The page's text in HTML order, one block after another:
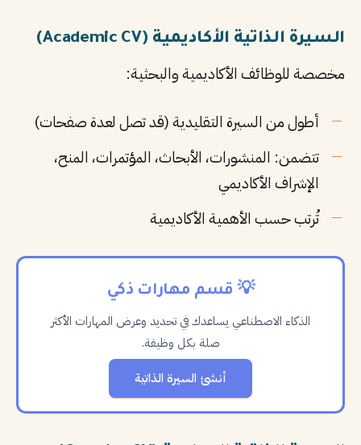
السيرة الذاتية الأكاديمية (Academic CV)
مخصصة للوظائف الأكاديمية والبحثية:
أطول من السيرة التقليدية (قد تصل لعدة صفحات)
تتضمن: المنشورات، الأبحاث، المؤتمرات، المنح،
الإشراف الأكاديمي
تُرتب حسب الأهمية الأكاديمية
💡 قسم مهارات ذكي
الذكاء الاصطناعي يساعدك في تحديد وعرض المهارات الأكثر
صلة بكل وظيفة.
أنشئ السيرة الذاتية